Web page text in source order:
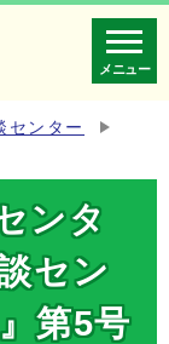
メニュー
センター
ンタ
セン
第5号